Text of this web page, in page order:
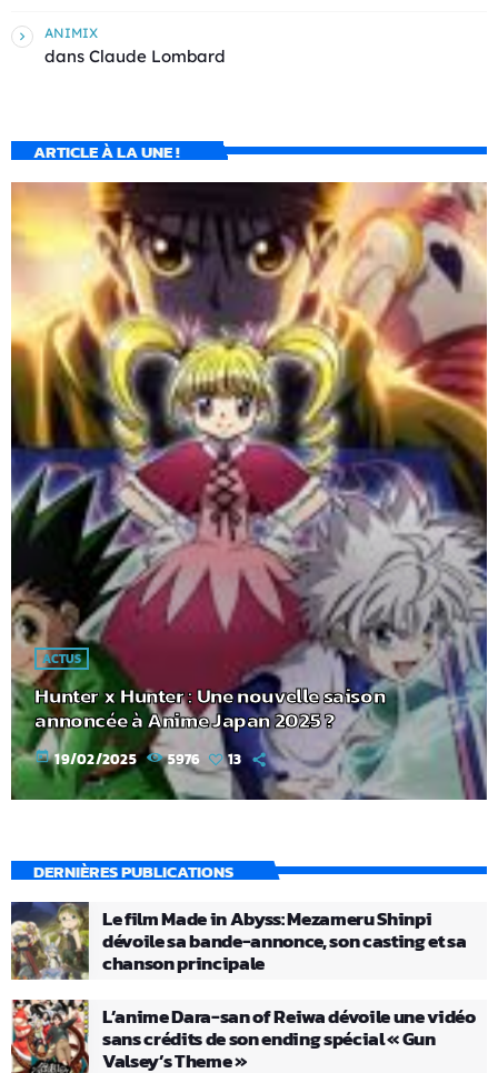
ANIMIX
dans Claude Lombard
ARTICLE À LA UNE !
ACTUS
Hunter x Hunter : Une nouvelle saison
annoncée à Anime Japan 2025 ?
today 19/02/2025 5976 13
DERNIÈRES PUBLICATIONS
Le film Made in Abyss: Mezameru Shinpi
dévoile sa bande-annonce, son casting et sa
chanson principale
L’anime Dara-san of Reiwa dévoile une vidéo
sans crédits de son ending spécial « Gun
Valsey’s Theme »